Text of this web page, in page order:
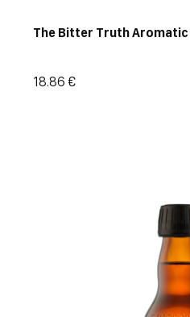
The Bitter Truth
18.86 €